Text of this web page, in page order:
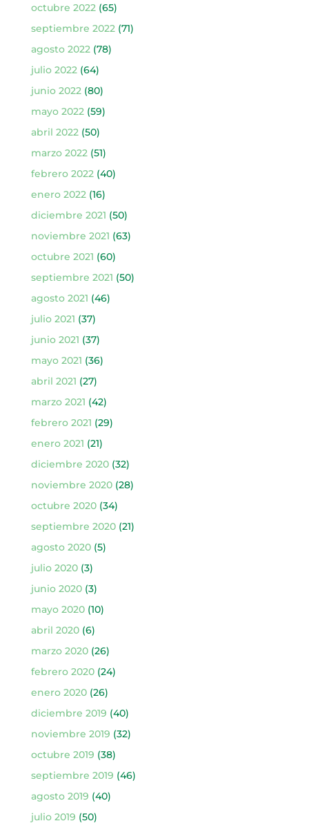
octubre 2022(65)
septiembre 2022(71)
agosto 2022(78)
julio 2022(64)
junio 2022(80)
mayo 2022(59)
abril 2022(50)
marzo 2022(51)
febrero 2022(40)
enero 2022(16)
diciembre 2021 (50)
noviembre 2021 (63)
octubre 2021 (60)
septiembre 2021 (50)
agosto 2021 (46)
julio 2021 (37)
junio 2021 (37)
mayo 2021 (36)
abril 2021 (27)
marzo 2021 (42)
febrero 2021 (29)
enero 2021 (21)
diciembre 2020(32)
noviembre 2020(28)
octubre 2020(34)
septiembre 2020(21)
agosto 2020(5)
julio 2020(3)
junio 2020(3)
mayo 2020(10)
abril 2020(6)
marzo 2020(26)
febrero 2020(24)
enero 2020(26)
diciembre 2019 (40)
noviembre 2019 (32)
octubre 2019 (38)
septiembre 2019 (46)
agosto 2019 (40)
julio 2019 (50)